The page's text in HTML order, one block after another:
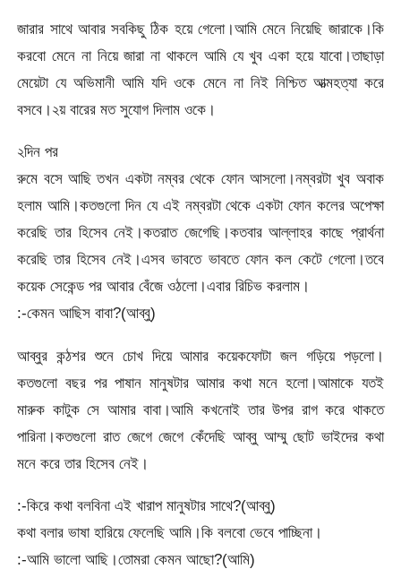
জারার সাথে আবার সবকিছু ঠিক হয়ে গেলো।আমি মেনে নিয়েছি জারাকে।কি
করবো মেনে না নিয়ে জারা না থাকলে আমি যে খুব একা হয়ে যাবো।তাছাড়া
মেয়েটা যে অভিমানী আমি যদি ওকে মেনে না নিই নিশ্চিত আত্মহত্যা করে
বসবে।২য় বারের মত সুযোগ দিলাম ওকে।
২দিন পর
রুমে বসে আছি তখন একটা নম্বর থেকে ফোন আসলো।নম্বরটা খুব অবাক
হলাম আমি।কতগুলো দিন যে এই নম্বরটা থেকে একটা ফোন কলের অপেক্ষা
করেছি তার হিসেব নেই।কতরাত জেগেছি।কতবার আল্লাহর কাছে প্রার্থনা
করেছি তার হিসেব নেই।এসব ভাবতে ভাবতে ফোন কল কেটে গেলো।তবে
কয়েক সেকেন্ড পর আবার বেঁজে ওঠলো।এবার রিচিভ করলাম।
:-কেমন আছিস বাবা?(আব্বু)
আব্বুর কন্ঠশর শুনে চোখ দিয়ে আমার কয়েকফোটা জল গড়িয়ে পড়লো।
কতগুলো বছর পর পাষান মানুষটার আমার কথা মনে হলো।আমাকে যতই
মারুক কাটুক সে আমার বাবা।আমি কখনোই তার উপর রাগ করে থাকতে
পারিনা।কতগুলো রাত জেগে জেগে কেঁদেছি আব্বু আম্মু ছোট ভাইদের কথা
মনে করে তার হিসেব নেই।
:-কিরে কথা বলবিনা এই খারাপ মানুষটার সাথে?(আব্বু)
কথা বলার ভাষা হারিয়ে ফেলেছি আমি।কি বলবো ভেবে পাচ্ছিনা।
:-আমি ভালো আছি।তোমরা কেমন আছো?(আমি)